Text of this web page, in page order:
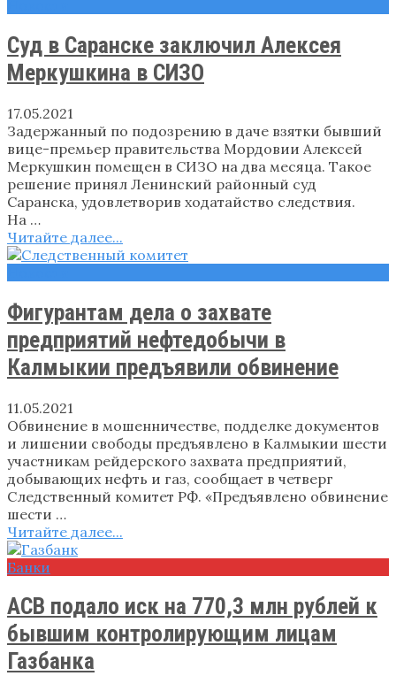
Суд в Саранске заключил Алексея
Меркушкина в СИЗО
17.05.2021
Задержанный по подозрению в даче взятки бывший
вице-премьер правительства Мордовии Алексей
Меркушкин помещен в СИЗО на два месяца. Такое
решение принял Ленинский районный суд
Саранска, удовлетворив ходатайство следствия.
На …
Читайте далее...
Фигурантам дела о захвате
предприятий нефтедобычи в
Калмыкии предъявили обвинение
11.05.2021
Обвинение в мошенничестве, подделке документов
и лишении свободы предъявлено в Калмыкии шести
участникам рейдерского захвата предприятий,
добывающих нефть и газ, сообщает в четверг
Следственный комитет РФ. «Предъявлено обвинение
шести …
Читайте далее...
Банки
АСВ подало иск на 770,3 млн рублей к
бывшим контролирующим лицам
Газбанка